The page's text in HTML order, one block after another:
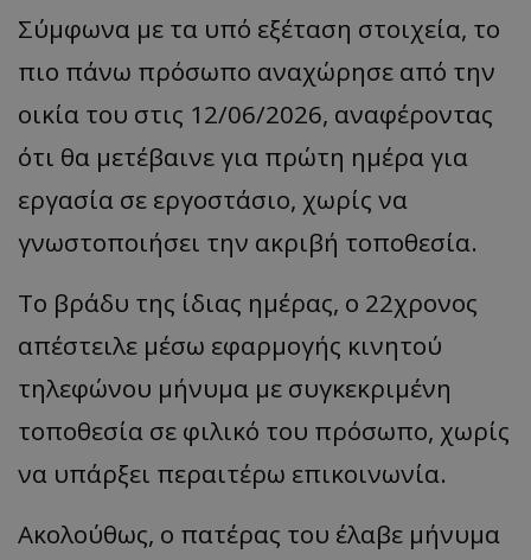
Σύμφωνα με τα υπό εξέταση στοιχεία, το
πιο πάνω πρόσωπο αναχώρησε από την
οικία του στις 12/06/2026, αναφέροντας
ότι θα μετέβαινε για πρώτη ημέρα για
εργασία σε εργοστάσιο, χωρίς να
γνωστοποιήσει την ακριβή τοποθεσία.
Το βράδυ της ίδιας ημέρας, ο 22χρονος
απέστειλε μέσω εφαρμογής κινητού
τηλεφώνου μήνυμα με συγκεκριμένη
τοποθεσία σε φιλικό του πρόσωπο, χωρίς
να υπάρξει περαιτέρω επικοινωνία.
Ακολούθως, ο πατέρας του έλαβε μήνυμα